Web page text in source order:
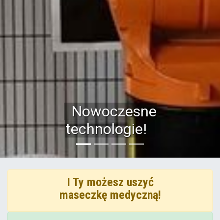
Nowoczesne
technologie!
I Ty możesz uszyć
maseczkę medyczną!